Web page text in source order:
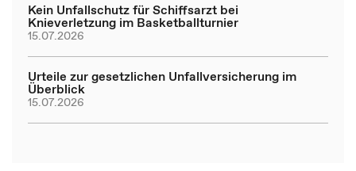
Kein Unfallschutz für Schiffsarzt bei
Knieverletzung im Basketballturnier
15.07.2026
Urteile zur gesetzlichen Unfallversicherung im
Überblick
15.07.2026